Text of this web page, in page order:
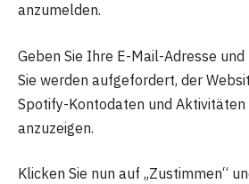
anzumelden.
Geben Sie Ihre E-Mail-Adresse
Sie werden aufgefordert, der
Spotify-Kontodaten und
anzuzeigen.
Klicken Sie nun auf „Zustimmen“